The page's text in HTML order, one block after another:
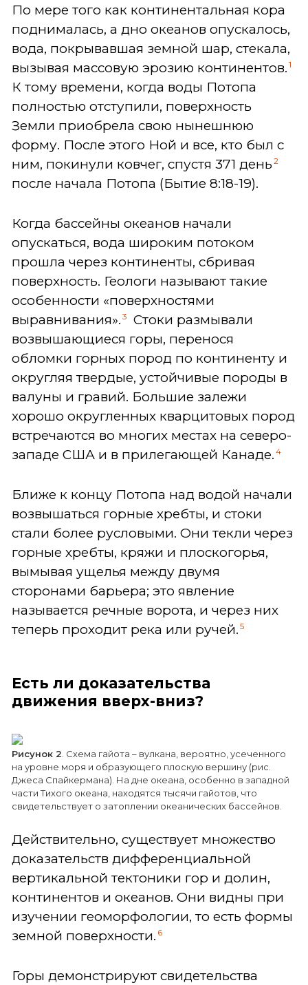
По мере того как континентальная кора
поднималась, а дно океанов опускалось,
вода, покрывавшая земной шар, стекала,
вызывая массовую эрозию континентов. 1
К тому времени, когда воды Потопа
полностью отступили, поверхность
Земли приобрела свою нынешнюю
форму. После этого Ной и все, кто был с
ним, покинули ковчег, спустя 371 день 2
после начала Потопа (Бытие 8:18-19).
Когда бассейны океанов начали
опускаться, вода широким потоком
прошла через континенты, сбривая
поверхность. Геологи называют такие
особенности «поверхностями
выравнивания». 3
Стоки размывали
возвышающиеся горы, перенося
обломки горных пород по континенту и
округляя твердые, устойчивые породы в
валуны и гравий. Большие залежи
хорошо округленных кварцитовых пород
встречаются во многих местах на северо-
западе США и в прилегающей Канаде. 4
Ближе к концу Потопа над водой начали
возвышаться горные хребты, и стоки
стали более русловыми. Они текли через
горные хребты, кряжи и плоскогорья,
вымывая ущелья между двумя
сторонами барьера; это явление
называется речные ворота, и через них
теперь проходит река или ручей. 5
Есть ли доказательства
движения вверх-вниз?
Рисунок 2 . Схема гайота – вулкана, вероятно, усеченного
на уровне моря и образующего плоскую вершину (рис.
Джеса Спайкермана). На дне океана, особенно в западной
части Тихого океана, находятся тысячи гайотов, что
свидетельствует о затоплении океанических бассейнов.
Действительно, существует множество
доказательств дифференциальной
вертикальной тектоники гор и долин,
континентов и океанов. Они видны при
изучении геоморфологии, то есть формы
земной поверхности. 6
Горы демонстрируют свидетельства